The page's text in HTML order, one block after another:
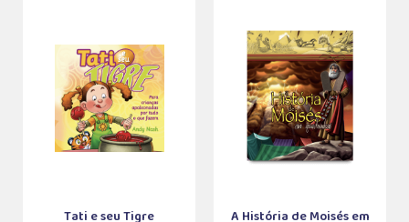
Tati e seu Tigre A História de Moisés em